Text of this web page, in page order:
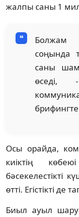
жалпы саны 1
соңында
саны
өседі,
Осы орайда,
киіктің
бәсекелестікті
өтті. Егістікті де
Биыл ауыл